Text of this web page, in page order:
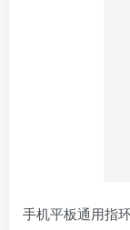
手机平板通用指